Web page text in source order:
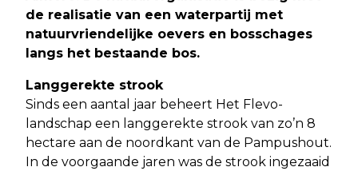
de realisatie van een waterpartij met
natuurvriendelijke oevers en bosschages
langs het bestaande bos.
Langgerekte strook
Sinds een aantal jaar beheert Het Flevo-
landschap een langgerekte strook van zo’n 8
hectare aan de noordkant van de Pampushout.
In de voorgaande jaren was de strook ingezaaid